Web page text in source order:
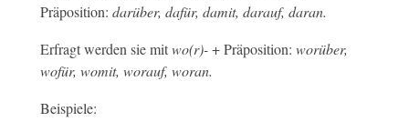
Präposition: darüber, dafür, damit, darauf, daran.
Erfragt werden sie mitwo(r)-+ Präposition: worüber,
wofür, womit, worauf, woran.
Beispiele: